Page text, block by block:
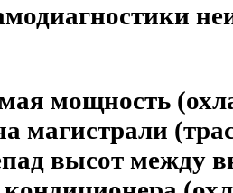
мощность
магистрали
высот между